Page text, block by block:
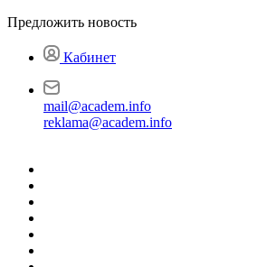
Предложить новость
Кабинет
mail@academ.info
reklama@academ.info